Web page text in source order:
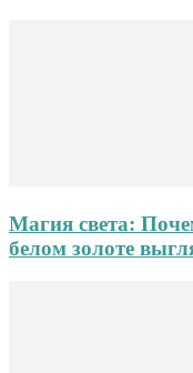
Магия света:
белом золоте